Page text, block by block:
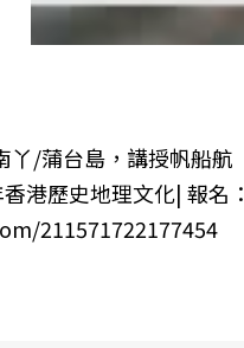
丫/蒲台島，講授帆船航
港歷史地理文化| 報名：
211571722177454